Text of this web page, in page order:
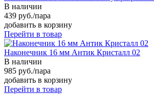
В наличии
439 руб./пара
добавить в корзину
Перейти в товар
Наконечник 16 мм Антик Кристалл 02
В наличии
985 руб./пара
добавить в корзину
Перейти в товар